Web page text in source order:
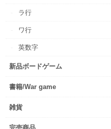
ラ行
ワ行
英数字
新品ボードゲーム
書籍/War game
雑貨